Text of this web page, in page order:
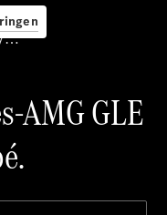
Anbieter/Datenschutz
AMG GLE